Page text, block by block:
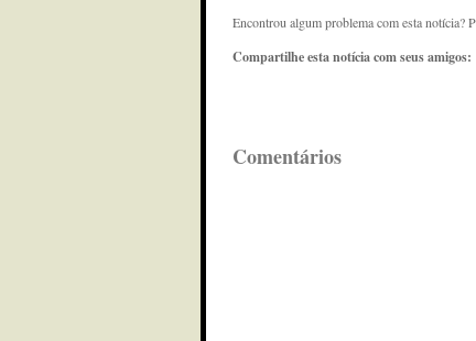
Encontrou algum problema com esta notícia?
Compartilhe esta notícia com seus amigos:
Comentários